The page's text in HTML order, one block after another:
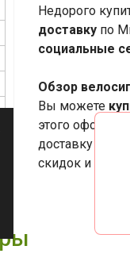
Недорого
доставку по
социальные
Обзор
Вы можете
этого
доставку по
скидок и